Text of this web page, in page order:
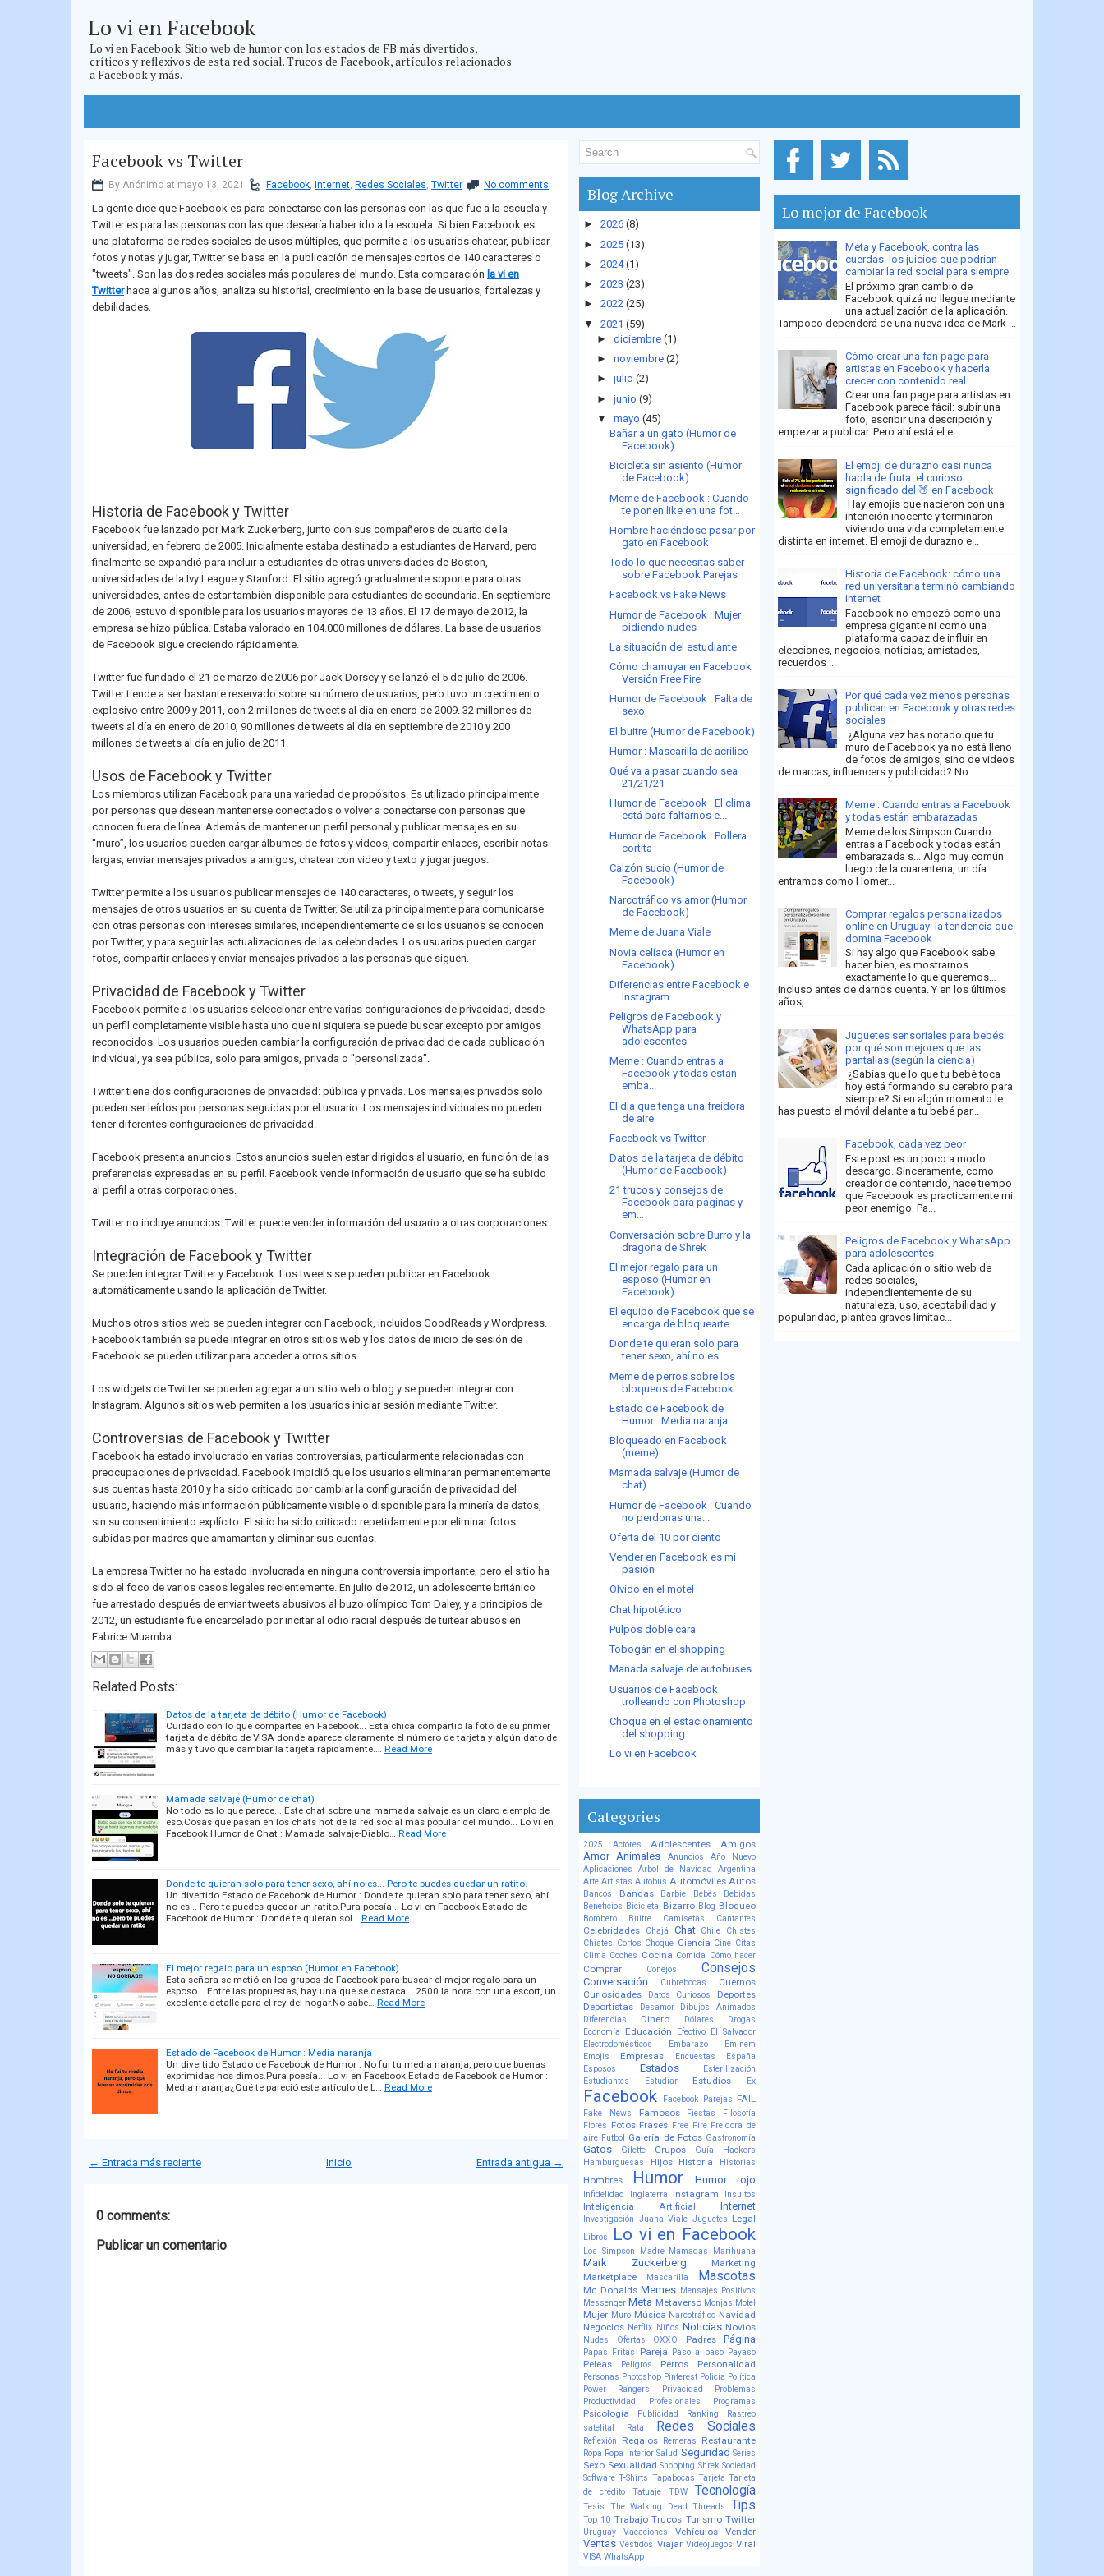
Lo vi en Facebook
Lo vi en Facebook. Sitio web de humor con los estados de FB más divertidos,
críticos y reflexivos de esta red social. Trucos de Facebook, artículos relacionados
a Facebook y más.
Facebook vs Twitter
By Anónimo at mayo 13, 2021 Facebook, Internet, Redes Sociales, Twitter No comments
La gente dice que Facebook es para conectarse con las personas con las que fue a la escuela y
Twitter es para las personas con las que desearía haber ido a la escuela. Si bien Facebook es
una plataforma de redes sociales de usos múltiples, que permite a los usuarios chatear, publicar
fotos y notas y jugar, Twitter se basa en la publicación de mensajes cortos de 140 caracteres o
"tweets". Son las dos redes sociales más populares del mundo. Esta comparación la vi en
Twitterhace algunos años, analiza su historial, crecimiento en la base de usuarios, fortalezas y
debilidades.
Historia de Facebook y Twitter
Facebook fue lanzado por Mark Zuckerberg, junto con sus compañeros de cuarto de la
universidad, en febrero de 2005. Inicialmente estaba destinado a estudiantes de Harvard, pero
finalmente se expandió para incluir a estudiantes de otras universidades de Boston,
universidades de la Ivy League y Stanford. El sitio agregó gradualmente soporte para otras
universidades, antes de estar también disponible para estudiantes de secundaria. En septiembre
de 2006, estuvo disponible para los usuarios mayores de 13 años. El 17 de mayo de 2012, la
empresa se hizo pública. Estaba valorado en 104.000 millones de dólares. La base de usuarios
de Facebook sigue creciendo rápidamente.
Twitter fue fundado el 21 de marzo de 2006 por Jack Dorsey y se lanzó el 5 de julio de 2006.
Twitter tiende a ser bastante reservado sobre su número de usuarios, pero tuvo un crecimiento
explosivo entre 2009 y 2011, con 2 millones de tweets al día en enero de 2009. 32 millones de
tweets al día en enero de 2010, 90 millones de tweets al día en septiembre de 2010 y 200
millones de tweets al día en julio de 2011.
Usos de Facebook y Twitter
Los miembros utilizan Facebook para una variedad de propósitos. Es utilizado principalmente
por personas que desean mantenerse conectados o volver a conectarse con personas que
conocen fuera de línea. Además de mantener un perfil personal y publicar mensajes en su
“muro”, los usuarios pueden cargar álbumes de fotos y videos, compartir enlaces, escribir notas
largas, enviar mensajes privados a amigos, chatear con video y texto y jugar juegos.
Twitter permite a los usuarios publicar mensajes de 140 caracteres, o tweets, y seguir los
mensajes de otros usuarios en su cuenta de Twitter. Se utiliza principalmente para comunicarse
con otras personas con intereses similares, independientemente de si los usuarios se conocen
por Twitter, y para seguir las actualizaciones de las celebridades. Los usuarios pueden cargar
fotos, compartir enlaces y enviar mensajes privados a las personas que siguen.
Privacidad de Facebook y Twitter
Facebook permite a los usuarios seleccionar entre varias configuraciones de privacidad, desde
un perfil completamente visible hasta uno que ni siquiera se puede buscar excepto por amigos
reconocidos. Los usuarios pueden cambiar la configuración de privacidad de cada publicación
individual, ya sea pública, solo para amigos, privada o "personalizada".
Twitter tiene dos configuraciones de privacidad: pública y privada. Los mensajes privados solo
pueden ser leídos por personas seguidas por el usuario. Los mensajes individuales no pueden
tener diferentes configuraciones de privacidad.
Facebook presenta anuncios. Estos anuncios suelen estar dirigidos al usuario, en función de las
preferencias expresadas en su perfil. Facebook vende información de usuario que se ha subido
al perfil a otras corporaciones.
Twitter no incluye anuncios. Twitter puede vender información del usuario a otras corporaciones.
Integración de Facebook y Twitter
Se pueden integrar Twitter y Facebook. Los tweets se pueden publicar en Facebook
automáticamente usando la aplicación de Twitter.
Muchos otros sitios web se pueden integrar con Facebook, incluidos GoodReads y Wordpress.
Facebook también se puede integrar en otros sitios web y los datos de inicio de sesión de
Facebook se pueden utilizar para acceder a otros sitios.
Los widgets de Twitter se pueden agregar a un sitio web o blog y se pueden integrar con
Instagram. Algunos sitios web permiten a los usuarios iniciar sesión mediante Twitter.
Controversias de Facebook y Twitter
Facebook ha estado involucrado en varias controversias, particularmente relacionadas con
preocupaciones de privacidad. Facebook impidió que los usuarios eliminaran permanentemente
sus cuentas hasta 2010 y ha sido criticado por cambiar la configuración de privacidad del
usuario, haciendo más información públicamente visible o disponible para la minería de datos,
sin su consentimiento explícito. El sitio ha sido criticado repetidamente por eliminar fotos
subidas por madres que amamantan y eliminar sus cuentas.
La empresa Twitter no ha estado involucrada en ninguna controversia importante, pero el sitio ha
sido el foco de varios casos legales recientemente. En julio de 2012, un adolescente británico
fue arrestado después de enviar tweets abusivos al buzo olímpico Tom Daley, y a principios de
2012, un estudiante fue encarcelado por incitar al odio racial después de tuitear abusos en
Fabrice Muamba.
Related Posts:
Datos de la tarjeta de débito (Humor de Facebook)
Cuidado con lo que compartes en Facebook... Esta chica compartió la foto de su primer
tarjeta de débito de VISA donde aparece claramente el número de tarjeta y algún dato de
más y tuvo que cambiar la tarjeta rápidamente.…
Read More
Mamada salvaje (Humor de chat)
No todo es lo que parece... Este chat sobre una mamada salvaje es un claro ejemplo de
eso.Cosas que pasan en los chats hot de la red social más popular del mundo... Lo vi en
Facebook.Humor de Chat : Mamada salvaje-Diablo…
Read More
Donde te quieran solo para tener sexo, ahí no es... Pero te puedes quedar un ratito.
Un divertido Estado de Facebook de Humor : Donde te quieran solo para tener sexo, ahí
no es... Pero te puedes quedar un ratito.Pura poesía... Lo vi en Facebook.Estado de
Facebook de Humor : Donde te quieran sol…
Read More
El mejor regalo para un esposo (Humor en Facebook)
Esta señora se metió en los grupos de Facebook para buscar el mejor regalo para un
esposo... Entre las propuestas, hay una que se destaca... 2500 la hora con una escort, un
excelente detalle para el rey del hogar.No sabe…
Read More
Estado de Facebook de Humor : Media naranja
Un divertido Estado de Facebook de Humor : No fui tu media naranja, pero que buenas
exprimidas nos dimos.Pura poesía... Lo vi en Facebook.Estado de Facebook de Humor :
Media naranja¿Qué te pareció este artículo de L…
Read More
← Entrada más reciente Entrada antigua →
Inicio
0 comments:
Publicar un comentario
Blog Archive
► 2026 (8)
► 2025 (13)
► 2024 (1)
► 2023 (23)
► 2022 (25)
▼
2021 (59)
► diciembre (1)
► noviembre (2)
► julio (2)
► junio (9)
▼
mayo (45)
Bañar a un gato (Humor de
Facebook)
Bicicleta sin asiento (Humor
de Facebook)
Meme de Facebook : Cuando
te ponen like en una fot...
Hombre haciéndose pasar por
gato en Facebook
Todo lo que necesitas saber
sobre Facebook Parejas
Facebook vs Fake News
Humor de Facebook : Mujer
pidiendo nudes
La situación del estudiante
Cómo chamuyar en Facebook
Versión Free Fire
Humor de Facebook : Falta de
sexo
El buitre (Humor de Facebook)
Humor : Mascarilla de acrílico
Qué va a pasar cuando sea
21/21/21
Humor de Facebook : El clima
está para faltarnos e...
Humor de Facebook : Pollera
cortita
Calzón sucio (Humor de
Facebook)
Narcotráfico vs amor (Humor
de Facebook)
Meme de Juana Viale
Novia celíaca (Humor en
Facebook)
Diferencias entre Facebook e
Instagram
Peligros de Facebook y
WhatsApp para
adolescentes
Meme : Cuando entras a
Facebook y todas están
emba...
El día que tenga una freidora
de aire
Facebook vs Twitter
Datos de la tarjeta de débito
(Humor de Facebook)
21 trucos y consejos de
Facebook para páginas y
em...
Conversación sobre Burro y la
dragona de Shrek
El mejor regalo para un
esposo (Humor en
Facebook)
El equipo de Facebook que se
encarga de bloquearte...
Donde te quieran solo para
tener sexo, ahí no es.....
Meme de perros sobre los
bloqueos de Facebook
Estado de Facebook de
Humor : Media naranja
Bloqueado en Facebook
(meme)
Mamada salvaje (Humor de
chat)
Humor de Facebook : Cuando
no perdonas una...
Oferta del 10 por ciento
Vender en Facebook es mi
pasión
Olvido en el motel
Chat hipotético
Pulpos doble cara
Tobogán en el shopping
Manada salvaje de autobuses
Usuarios de Facebook
trolleando con Photoshop
Choque en el estacionamiento
del shopping
Lo vi en Facebook
Categories
2025 Actores Adolescentes Amigos
Amor Animales Anuncios
Año Nuevo
Aplicaciones
Árbol de Navidad
Argentina
Arte Artistas Autobus Automóviles Autos
Bancos Bandas Barbie Bebés
Bebidas
Beneficios Bicicleta Bizarro Blog Bloqueo
Bombero Buitre Camisetas Cantantes
Celebridades Chajá Chat Chile
Chistes
Chistes Cortos Choque Ciencia Cine Citas
Clima Coches Cocina Comida Cómo hacer
Comprar Conejos Consejos
Conversación Cubrebocas
Cuernos
Curiosidades
Datos Curiosos
Deportes
Deportistas
Desamor
Dibujos Animados
Diferencias
Dinero Dólares
Drogas
Economía
Educación Efectivo El Salvador
Electrodomésticos
Embarazo
Eminem
Emojis
Empresas Encuestas
España
Esposos
Estados
Esterilización
Estudiantes
Estudiar Estudios Ex
Facebook Facebook Parejas FAIL
Fake News Famosos Fiestas
Filosofía
Flores Fotos Frases Free Fire Freidora de
aire Fútbol Galería de Fotos Gastronomía
Gatos Gilette Grupos Guía
Hackers
Hamburguesas
Hijos Historia Historias
Hombres Humor Humor rojo
Infidelidad Inglaterra Instagram Insultos
Inteligencia Artificial Internet
Investigación Juana Viale Juguetes Legal
Libros Lo vi en Facebook
Los Simpson Madre Mamadas Marihuana
Mark Zuckerberg
Marketing
Marketplace
Mascarilla Mascotas
Mc Donalds Memes Mensajes Positivos
Messenger Meta Metaverso Monjas Motel
Mujer Muro Música Narcotráfico Navidad
Negocios Netflix Niños Noticias Novios
Nudes Ofertas OXXO Padres Página
Papas Fritas Pareja Paso a paso Payaso
Peleas Peligros Perros Personalidad
Personas Photoshop Pinterest Policía Política
Power Rangers
Privacidad
Problemas
Productividad
Profesionales Programas
Psicología Publicidad Ranking
Rastreo
satelital
Rata Redes Sociales
Reflexión Regalos Remeras Restaurante
Ropa Ropa Interior Salud Seguridad Series
Sexo Sexualidad Shopping Shrek Sociedad
Software T-Shirts Tapabocas Tarjeta Tarjeta
de crédito
Tatuaje TDW Tecnología
Tesis The Walking Dead Threads Tips
Top 10 Trabajo Trucos Turismo Twitter
Uruguay Vacaciones Vehículos Vender
Ventas Vestidos Viajar Videojuegos Viral
VISA WhatsApp
Lo mejor de Facebook
Meta y Facebook, contra las
cuerdas: los juicios que podrían
cambiar la red social para siempre
El próximo gran cambio de
Facebook quizá no llegue mediante
una actualización de la aplicación.
Tampoco dependerá de una nueva idea de Mark ...
Cómo crear una fan page para
artistas en Facebook y hacerla
crecer con contenido real
Crear una fan page para artistas en
Facebook parece fácil: subir una
foto, escribir una descripción y
empezar a publicar. Pero ahí está el e...
El emoji de durazno casi nunca
habla de fruta: el curioso
significado del 🍑 en Facebook
Hay emojis que nacieron con una
intención inocente y terminaron
viviendo una vida completamente
distinta en internet. El emoji de durazno e...
Historia de Facebook: cómo una
red universitaria terminó cambiando
internet
Facebook no empezó como una
empresa gigante ni como una
plataforma capaz de influir en
elecciones, negocios, noticias, amistades,
recuerdos ...
Por qué cada vez menos personas
publican en Facebook y otras redes
sociales
¿Alguna vez has notado que tu
muro de Facebook ya no está lleno
de fotos de amigos, sino de videos
de marcas, influencers y publicidad? No ...
Meme : Cuando entras a Facebook
y todas están embarazadas
Meme de los Simpson Cuando
entras a Facebook y todas están
embarazada s... Algo muy común
luego de la cuarentena, un día
entramos como Homer...
Comprar regalos personalizados
online en Uruguay: la tendencia que
domina Facebook
Si hay algo que Facebook sabe
hacer bien, es mostrarnos
exactamente lo que queremos…
incluso antes de darnos cuenta. Y en los últimos
años, ...
Juguetes sensoriales para bebés:
por qué son mejores que las
pantallas (según la ciencia)
¿Sabías que lo que tu bebé toca
hoy está formando su cerebro para
siempre? Si en algún momento le
has puesto el móvil delante a tu bebé par...
Facebook, cada vez peor
Este post es un poco a modo
descargo. Sinceramente, como
creador de contenido, hace tiempo
que Facebook es practicamente mi
peor enemigo. Pa...
Peligros de Facebook y WhatsApp
para adolescentes
Cada aplicación o sitio web de
redes sociales,
independientemente de su
naturaleza, uso, aceptabilidad y
popularidad, plantea graves limitac...